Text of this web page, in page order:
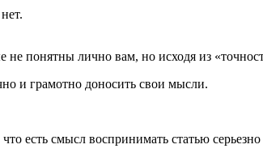
понятны лично вам, но исходя из
и грамотно доносить свои мысли.
есть смысл воспринимать статью серьезно